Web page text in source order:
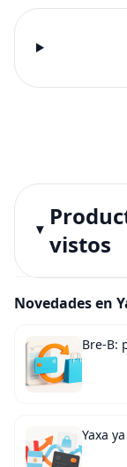
vistos
Novedades en
Bre-B:
Yaxa